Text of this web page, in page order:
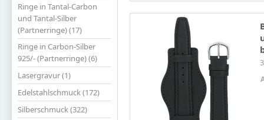
Ringe in Tantal-Carbon
und Tantal-Silber
(Partnerringe) (17)
Ringe in Carbon-Silber
925/- (Partnerringe) (6)
Lasergravur (1)
Edelstahlschmuck (172)
Silberschmuck (322)